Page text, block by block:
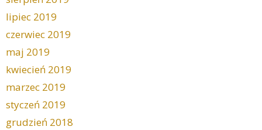
lipiec 2019
czerwiec 2019
maj 2019
kwiecień 2019
marzec 2019
styczeń 2019
grudzień 2018